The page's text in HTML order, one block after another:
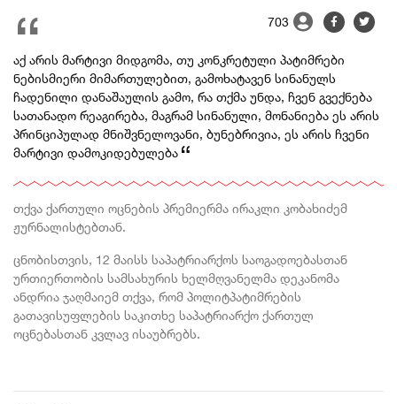
703
აქ არის მარტივი მიდგომა, თუ კონკრეტული პატიმრები
ნებისმიერი მიმართულებით, გამოხატავენ სინანულს
ჩადენილი დანაშაულის გამო, რა თქმა უნდა, ჩვენ გვექნება
სათანადო რეაგირება, მაგრამ სინანული, მონანიება ეს არის
პრინციპულად მნიშვნელოვანი, ბუნებრივია, ეს არის ჩვენი
მარტივი დამოკიდებულება
თქვა ქართული ოცნების პრემიერმა ირაკლი კობახიძემ
ჟურნალისტებთან.
ცნობისთვის, 12 მაისს საპატრიარქოს საოგადოებასთან
ურთიერთობის სამსახურის ხელმღვანელმა დეკანომა
ანდრია ჯაღმაიემ თქვა, რომ პოლიტპატიმრების
გათავისუფლების საკითხე საპატრიარქო ქართულ
ოცნებასთან კვლავ ისაუბრებს.